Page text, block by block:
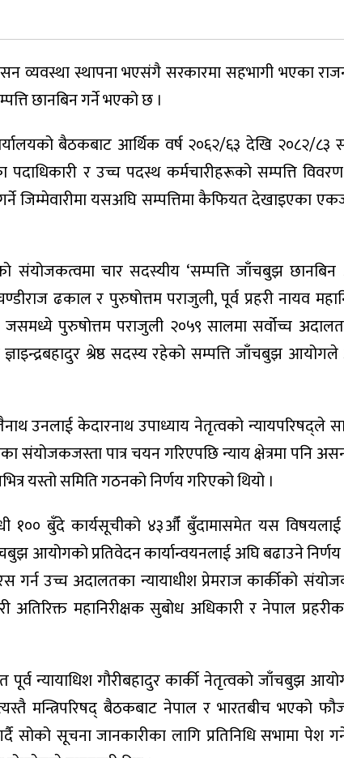
व्यवस्था स्थापना भएसंगै सरकारमा सहभागी भएका
छानबिन गर्ने भएको छ ।
बैठकबाट आर्थिक वर्ष २०६२/६३ देखि २०८२/८३
र उच्च पदस्थ कर्मचारीहरूको सम्पत्ति
जिम्मेवारीमा यसअघि सम्पत्तिमा कैफियत देखाइएका
संयोजकत्वमा चार सदस्यीय ‘सम्पत्ति जाँचबुझ
ढकाल र पुरुषोत्तम पराजुली, पूर्व प्रहरी नायव
पुरुषोत्तम पराजुली २०५९ सालमा सर्वोच्च
श्रेष्ठ सदस्य रहेको सम्पत्ति जाँचबुझ
उनलाई केदारनाथ उपाध्याय नेतृत्वको न्यायपरिषद्ले
संयोजकजस्ता पात्र चयन गरिएपछि न्याय क्षेत्रमा पनि
यस्तो समिति गठनको निर्णय गरिएको थियो ।
१०० बुँदे कार्यसूचीको ४३औँ बुँदामासमेत यस विषयलाई
आयोगको प्रतिवेदन कार्यान्वयनलाई अघि बढाउने
उच्च अदालतका न्यायाधीश प्रेमराज कार्कीको
महानिरीक्षक सुबोध अधिकारी र नेपाल
न्यायाधिश गौरीबहादुर कार्की नेतृत्वको जाँचबुझ
मन्त्रिपरिषद् बैठकबाट नेपाल र भारतबीच भएको
सोको सूचना जानकारीका लागि प्रतिनिधि सभामा पेश